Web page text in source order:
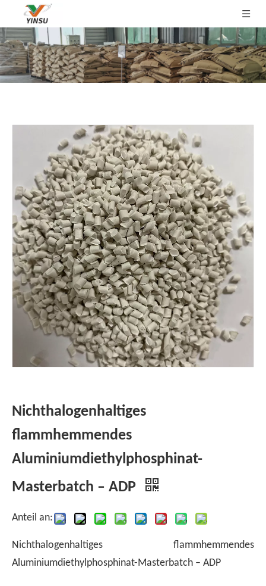
Nichthalogenhaltiges
flammhemmendes
Aluminiumdiethylphosphinat-
Masterbatch – ADP
Anteil an:
Nichthalogenhaltiges flammhemmendes
Aluminiumdiethylphosphinat-Masterbatch – ADP